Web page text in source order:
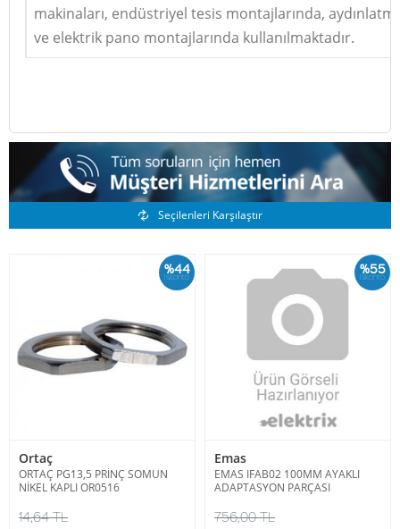
makinaları, endüstriyel tesis montajlarında,
ve elektrik pano montajlarında kullanılmaktadır.
Benzer Ürünler
Seçilenleri Karşılaştır
%44
İskonto
Ortaç
ORTAÇ PG13,5 PRİNÇ SOMUN
NİKEL KAPLI OR0516
14,64 TL
%55
İskonto
Emas
EMAS IFAB02 100MM AYAKLI
ADAPTASYON PARÇASI
756,00 TL